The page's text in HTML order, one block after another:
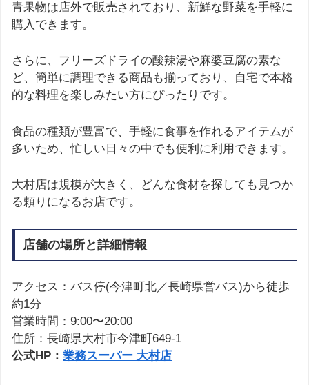
青果物は店外で販売されており、新鮮な野菜を手軽に
購入できます。
さらに、フリーズドライの酸辣湯や麻婆豆腐の素な
ど、簡単に調理できる商品も揃っており、自宅で本格
的な料理を楽しみたい方にぴったりです。
食品の種類が豊富で、手軽に食事を作れるアイテムが
多いため、忙しい日々の中でも便利に利用できます。
大村店は規模が大きく、どんな食材を探しても見つか
る頼りになるお店です。
店舗の場所と詳細情報
アクセス：バス停(今津町北／長崎県営バス)から徒歩
約1分
営業時間：9:00〜20:00
住所：長崎県大村市今津町649-1
公式HP： 業務スーパー 大村店